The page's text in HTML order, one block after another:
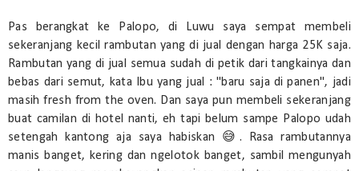
Pas berangkat ke Palopo, di Luwu saya sempat membeli
sekeranjang kecil rambutan yang di jual dengan harga 25K saja.
Rambutan yang di jual semua sudah di petik dari tangkainya dan
bebas dari semut, kata Ibu yang jual : "baru saja di panen", jadi
masih fresh from the oven. Dan saya pun membeli sekeranjang
buat camilan di hotel nanti, eh tapi belum sampe Palopo udah
setengah kantong aja saya habiskan 😅. Rasa rambutannya
manis banget, kering dan ngelotok banget, sambil mengunyah